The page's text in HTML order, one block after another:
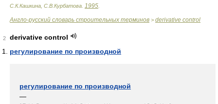
С.К.Кашкина, С.В.Курбатова 1995
Англо-русский словарь строительных терминов > derivative control
2
derivative control
регулирование по производной
регулирование по производной
—